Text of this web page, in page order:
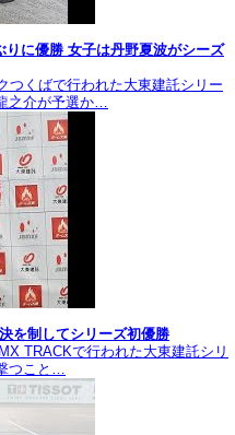
に優勝 女子は丹野夏波がシーズ
つくばで行われた大東建託シリー
之介が予選か…
を制してシリーズ初優勝
TRACKで行われた大東建託シリ
つこと…